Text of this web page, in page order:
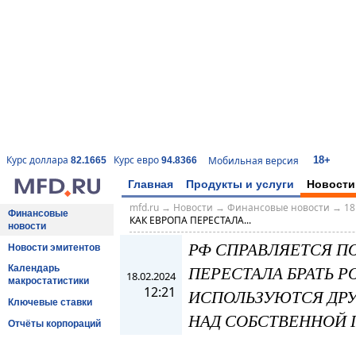
Курс доллара 82.1665 Курс евро 94.8366 Мобильная версия 18+
Главная Продукты и услуги Новости
Финансовые
новости
Новости эмитентов
Календарь
макростатистики
Ключевые ставки
Отчёты корпораций
mfd.ru→ Новости → Финансовые новости →
КАК ЕВРОПА ПЕРЕСТАЛА...
18.02.2024
12:21
РФ СПРАВЛЯЕТСЯ
ПЕРЕСТАЛА БРАТЬ
ИСПОЛЬЗУЮТСЯ
НАД СОБСТВЕННОЙ